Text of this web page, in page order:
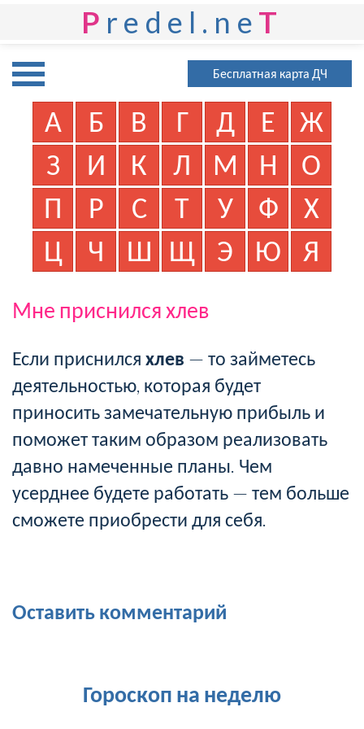
P redel.ne T
Бесплатная карта ДЧ
А Б В Г Д Е
Ж
З
И К Л М Н
О
П
Р С Т У Ф
Х
Ц
Ч Ш Щ Э Ю Я
Мне приснился хлев
Если приснился хлев — то займетесь
деятельностью, которая будет
приносить замечательную прибыль и
поможет таким образом реализовать
давно намеченные планы. Чем
усерднее будете работать — тем больше
сможете приобрести для себя.
Оставить комментарий
Гороскоп на неделю